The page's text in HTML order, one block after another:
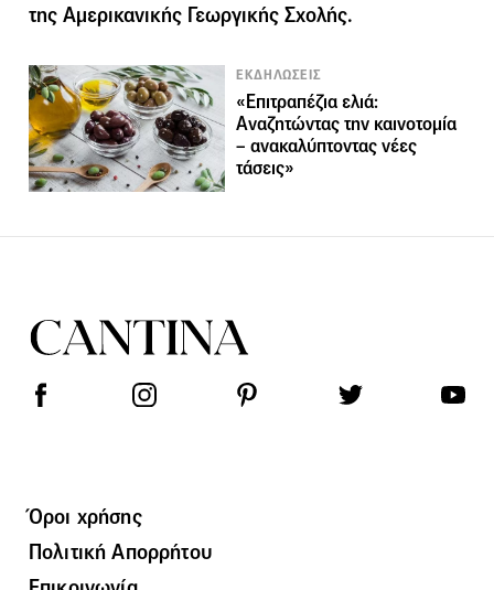
της Αμερικανικής Γεωργικής Σχολής.
ΕΚΔΗΛΩΣΕΙΣ
«Επιτραπέζια ελιά:
Αναζητώντας την καινοτομία
– ανακαλύπτοντας νέες
τάσεις»
Όροι χρήσης
Πολιτική Απορρήτου